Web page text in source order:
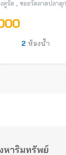
คูรัด ซอยวัดลาดปลาดุก
2 ห้องน้ำ
หาริมทรัพย์